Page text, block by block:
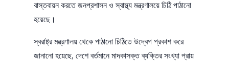
বাস্তবায়ন করতে জনপ্রশাসন ও স্বাস্থ্য মন্ত্রণালয়ে চিঠি পাঠানো
হয়েছে।
স্বরাষ্ট্র মন্ত্রণালয় থেকে পাঠানো চিঠিতে উদ্বেগ প্রকাশ করে
জানানো হয়েছে, দেশে বর্তমানে মাদকাসক্ত ব্যক্তির সংখ্যা প্রায়